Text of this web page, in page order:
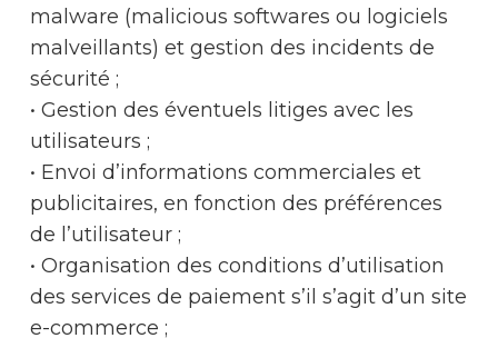
malware (malicious softwares ou logiciels
malveillants) et gestion des incidents de
sécurité ;
• Gestion des éventuels litiges avec les
utilisateurs ;
• Envoi d’informations commerciales et
publicitaires, en fonction des préférences
de l’utilisateur ;
• Organisation des conditions d’utilisation
des services de paiement s’il s’agit d’un site
e-commerce ;